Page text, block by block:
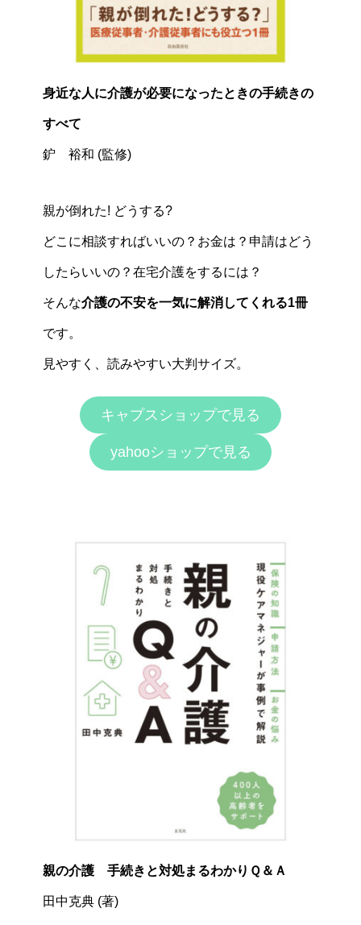
身近な人に介護が必要になったときの手続きの
すべて
鈩 裕和 (監修)
親が倒れた! どうする?
どこに相談すればいいの？お金は？申請はどう
したらいいの？在宅介護をするには？
そんな介護の不安を一気に解消してくれる1冊
です。
見やすく、読みやすい大判サイズ。
キャプスショップで見る
yahooショップで見る
親の介護 手続きと対処まるわかりＱ＆Ａ
田中克典 (著)